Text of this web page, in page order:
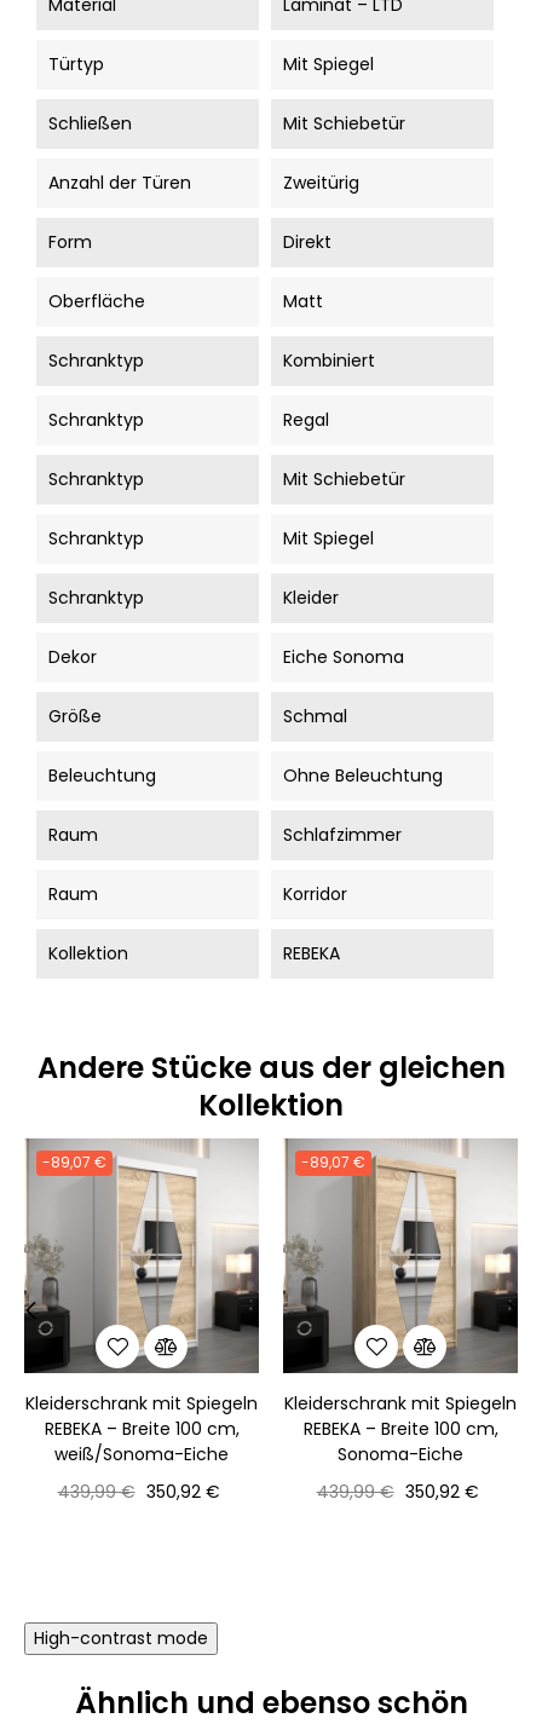
Material Laminat – LTD
Türtyp Mit Spiegel
Schließen Mit Schiebetür
Anzahl der Türen Zweitürig
Form Direkt
Oberfläche Matt
Schranktyp Kombiniert
Schranktyp Regal
Schranktyp Mit Schiebetür
Schranktyp Mit Spiegel
Schranktyp Kleider
Dekor Eiche Sonoma
Größe Schmal
Beleuchtung Ohne Beleuchtung
Raum Schlafzimmer
Raum Korridor
Kollektion REBEKA
Andere Stücke aus der gleichen
Kollektion
-89,07 €
Kleiderschrank mit Spiegeln
REBEKA – Breite 100 cm,
weiß/Sonoma-Eiche
Normaler
439,99 € Preis
350,92 €
-89,07 €
Kleiderschrank mit Spiegeln
REBEKA – Breite 100 cm,
Sonoma-Eiche
Normaler
439,99 € Preis
350,92 €
High-contrast mode
Ähnlich und ebenso schön